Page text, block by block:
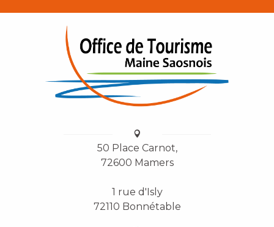
50 Place Carnot,
72600 Mamers
1 rue d'Isly
72110 Bonnétable